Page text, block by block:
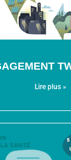
Lire plus »